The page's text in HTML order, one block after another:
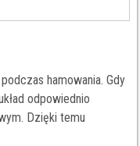
hamowania. Gdy
odpowiednio
Dzięki temu